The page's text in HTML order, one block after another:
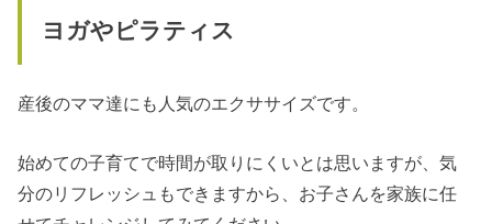
ヨガやピラティス
産後のママ達にも人気のエクササイズです。
始めての子育てで時間が取りにくいとは思いますが、気
分のリフレッシュもできますから、お子さんを家族に任